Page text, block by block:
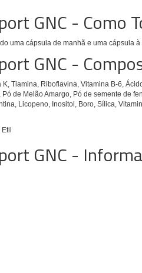
GNC - Como
uma cápsula de manhã e uma cápsula
GNC -
Tiamina, Riboflavina, Vitamina B-6,
de Melão Amargo, Pó de semente de
Licopeno, Inositol, Boro, Sílica,
GNC -